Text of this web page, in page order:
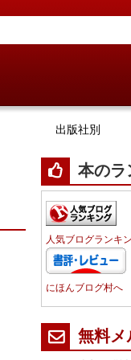
出版社別
本のラ
人気ブログランキ
にほんブログ村へ
無料メ